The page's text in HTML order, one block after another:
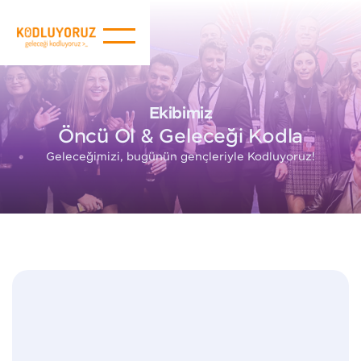
Ekibimiz
Öncü Ol & Geleceği Kodla
Geleceğimizi, bugünün gençleriyle Kodluyoruz!